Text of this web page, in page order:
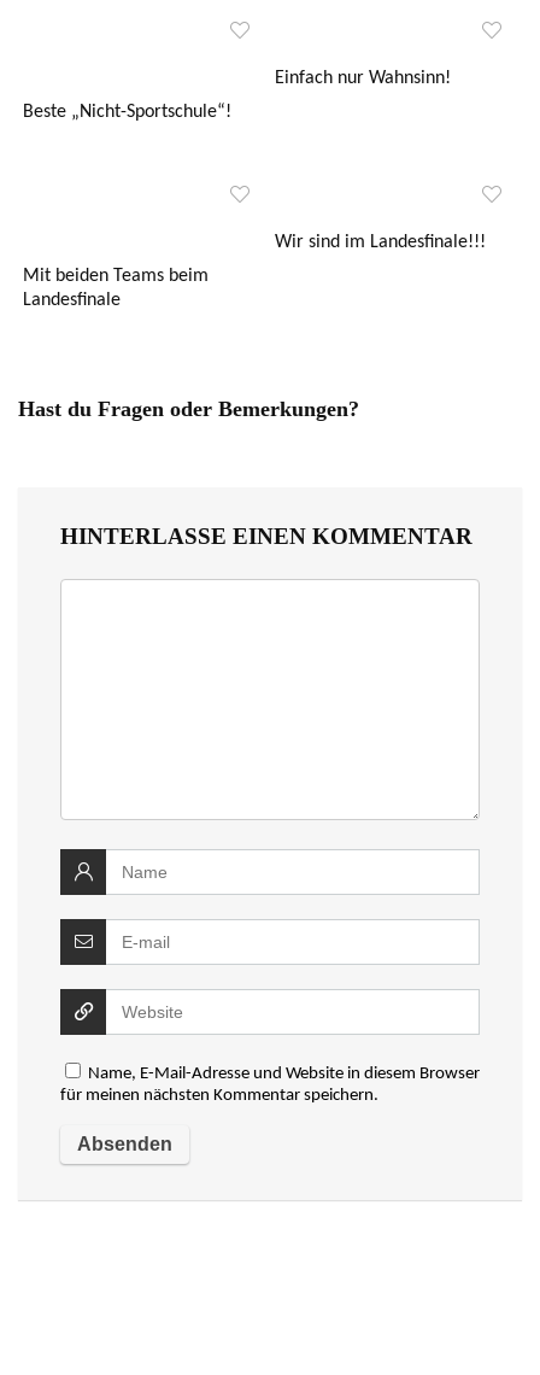
Beste „Nicht-Sportschule“!
Einfach nur Wahnsinn!
Mit beiden Teams beim
Landesfinale
Wir sind im Landesfinale!!!
Hast du Fragen oder Bemerkungen?
HINTERLASSE EINEN KOMMENTAR
Name, E-Mail-Adresse und Website in diesem Browser
für meinen nächsten Kommentar speichern.